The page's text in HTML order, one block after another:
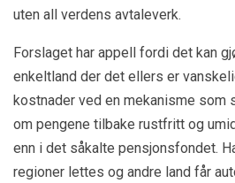
uten all verdens avtaleverk.
Forslaget har appell fordi det kan
enkeltland der det ellers er
kostnader ved en mekanisme som
om pengene tilbake rustfritt og
enn i det såkalte pensjonsfondet.
regioner lettes og andre land får